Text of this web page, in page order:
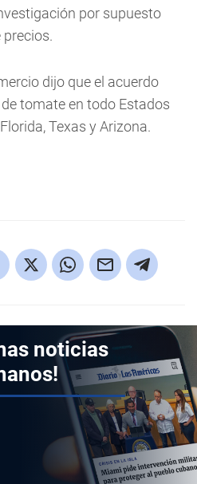
por supuesto
dijo que el acuerdo
tomate en todo Estados
Texas y Arizona.
noticias